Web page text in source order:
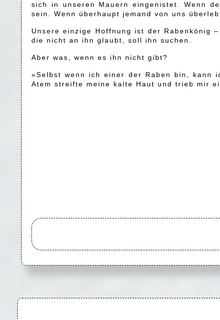
sich in unseren Mauern eingenistet. Wenn
sein. Wenn überhaupt jemand von uns
Unsere einzige Hoffnung ist der Rabenkönig
die nicht an ihn glaubt, soll ihn suchen.
Aber was, wenn es ihn nicht gibt?
»Selbst wenn ich einer der Raben bin, kann
Atem streifte meine kalte Haut und trieb mir